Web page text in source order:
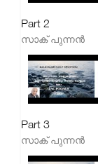
Part 2
സാക് പുന്നൻ
Part 3
സാക് പുന്നൻ